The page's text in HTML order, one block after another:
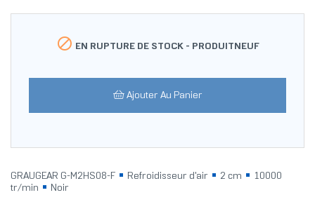
 EN RUPTURE DE STOCK - PRODUITNEUF
Ajouter Au Panier
GRAUGEAR G-M2HS08-F Refroidisseur d'air 2 cm
10000
tr/min
Noir